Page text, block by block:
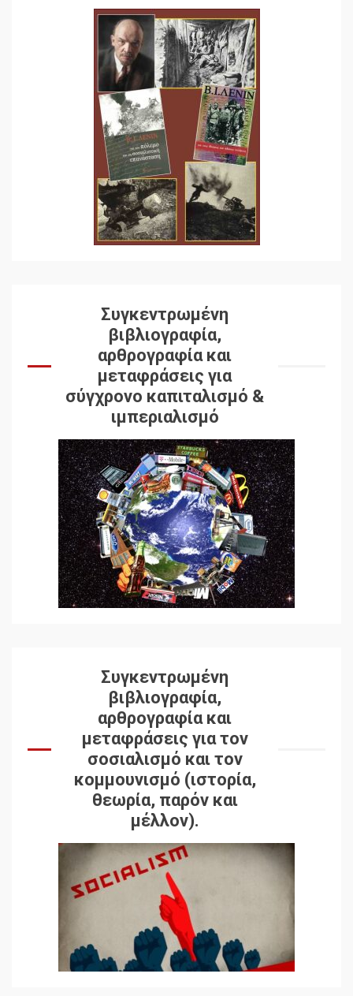
Συγκεντρωμένη
βιβλιογραφία,
αρθρογραφία και
μεταφράσεις για
σύγχρονο καπιταλισμό &
ιμπεριαλισμό
Συγκεντρωμένη
βιβλιογραφία,
αρθρογραφία και
μεταφράσεις για τον
σοσιαλισμό και τον
κομμουνισμό (ιστορία,
θεωρία, παρόν και
μέλλον).
Δωρεάν βιβλίο από το
Documento: Η μεγάλη
ληστεία και ο έλεγχος των
λαών
Η ένδεια της σοσιαλιστικής
σκέψης: Η